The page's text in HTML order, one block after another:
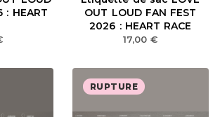
: HEART
OUT LOUD FAN FEST
2026 : HEART RACE
17,00 €
RUPTURE